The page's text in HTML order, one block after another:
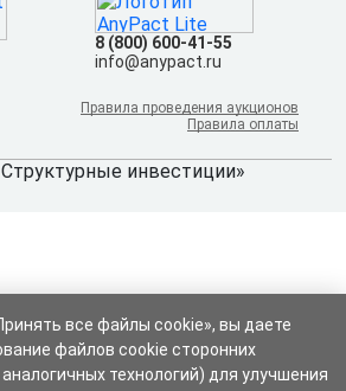
8 (800) 600-41-55
info@anypact.ru
Правила проведения аукционов
Правила оплаты
инвестиции»
все файлы cookie», вы даете
файлов cookie сторонних
технологий) для улучшения